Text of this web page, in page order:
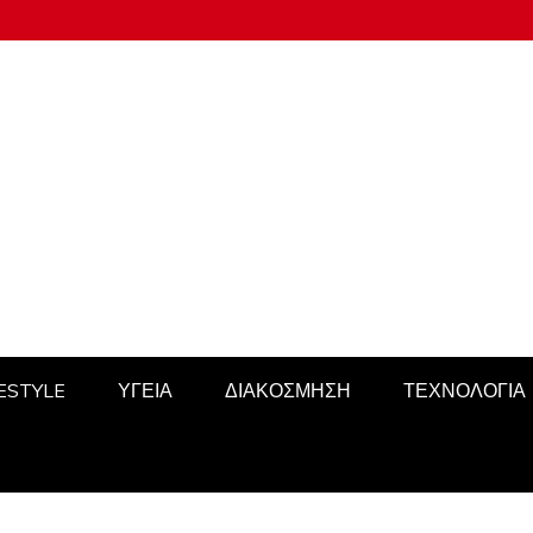
ΥΓΕΙΑ ΔΙΑΚΟΣΜΗΣΗ ΤΕΧΝΟΛΟΓΙΑ